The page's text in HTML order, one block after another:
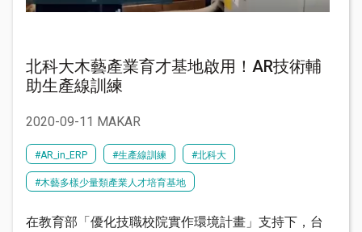
北科大木藝產業育才基地啟用！AR技術輔
助生產線訓練
2020-09-11 MAKAR
#AR_in_ERP #生產線訓練 #北科大
#木藝多樣少量類產業人才培育基地
在教育部「優化技職校院實作環境計畫」支持下，台